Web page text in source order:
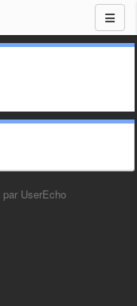
par UserEcho